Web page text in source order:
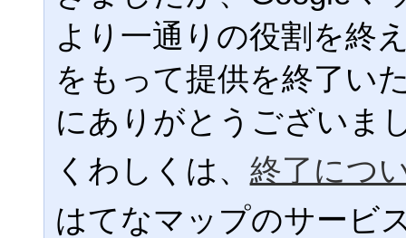
より一通りの役割を終
をもって提供を終了い
にありがとうございま
くわしくは、 終了につ
はてなマップのサービ